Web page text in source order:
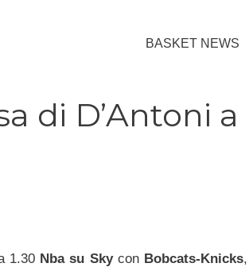
BASKET NEWS
di D’Antoni a
1.30 Nba su Skycon Bobcats-Knicks,